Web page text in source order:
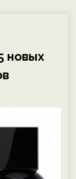
новых